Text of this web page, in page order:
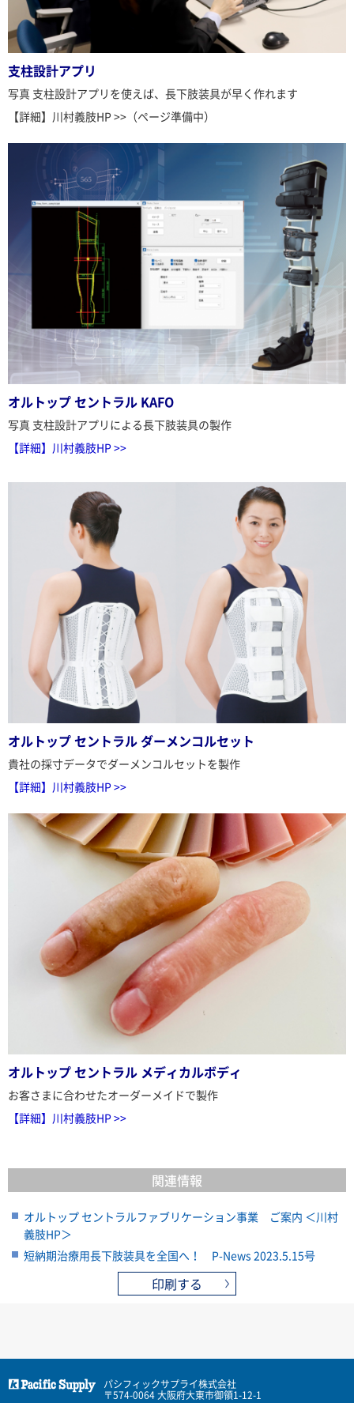
支柱設計アプリ
写真 支柱設計アプリを使えば、長下肢装具が早く作れます
​【詳細】川村義肢HP >>（ページ準備中）
オルトップ セントラル KAFO
写真 支柱設計アプリによる長下肢装具の製作
【詳細】川村義肢HP >>
オルトップ セントラル ダーメンコルセット
貴社の採寸データでダーメンコルセットを製作
【詳細】川村義肢HP >>
オルトップ セントラル メディカルボディ
お客さまに合わせたオーダーメイドで製作
【詳細】川村義肢HP >>
関連情報
オルトップ セントラルファブリケーション事業 ご案内 ＜川村
義肢HP＞
短納期治療用長下肢装具を全国へ！ P-News 2023.5.15号
印刷する
パシフィックサプライ株式会社
〒574-0064 大阪府大東市御領1-12-1